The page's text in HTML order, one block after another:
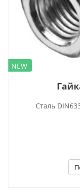
NEW
Сталь